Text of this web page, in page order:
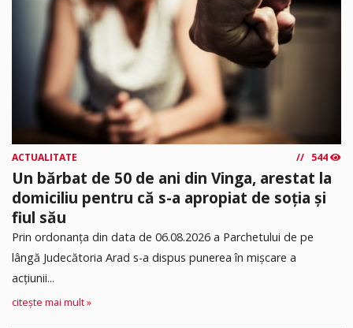
ACTUALITATE 544
Un bărbat de 50 de ani din Vinga, arestat la
domiciliu pentru că s-a apropiat de soția și
fiul său
Prin ordonanța din data de 06.08.2026 a Parchetului de pe
lângă Judecătoria Arad s-a dispus punerea în mişcare a
acţiunii...
citește mai mult »